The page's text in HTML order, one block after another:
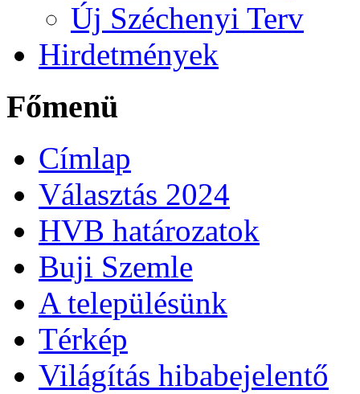
Új Széchenyi Terv
Hirdetmények
Főmenü
Címlap
Választás 2024
HVB határozatok
Buji Szemle
A településünk
Térkép
Világítás hibabejelentő